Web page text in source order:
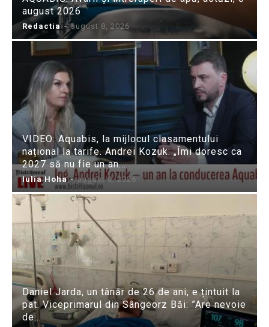
august 2026
Redactia - august 8, 2026
VIDEO: Aquabis, la mijlocul clasamentului
național la tarife. Andrei Kozuk: „Îmi doresc ca
2027 să nu fie un an...
Iulia Hoha - august 8, 2026
Daniel Jarda, un tânăr de 26 de ani, e țintuit la
pat. Viceprimarul din Sângeorz Băi: ”Are nevoie
de...